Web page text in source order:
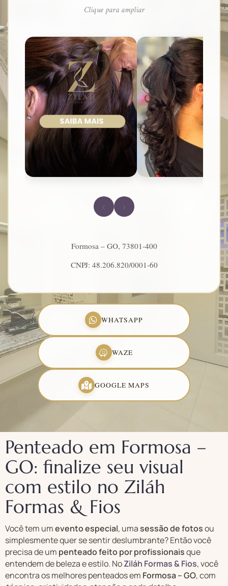
Clique para ampliar
‹ ›
Formosa – GO, 73801-400
CNPJ: 48.206.820/0001-60
WHATSAPP
WAZE
GOOGLE MAPS
Penteado em Formosa –
GO: finalize seu visual
com estilo no Ziláh
Formas & Fios
Você tem umevento especial, umasessão de fotosou
simplesmente quer se sentir deslumbrante? Então você
precisa de um penteado feito por profissionaisque
entendem de beleza e estilo. NoZiláh Formas & Fios, você
encontra os melhores penteados em Formosa – GO, com